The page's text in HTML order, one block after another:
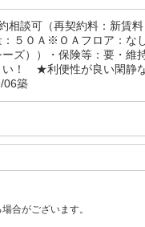
談可（再契約料：新賃
５０Ａ※ＯＡフロア：な
ズ））・保険等：要・維
い！ ★利便性が良い閑静
06築
合がございます。